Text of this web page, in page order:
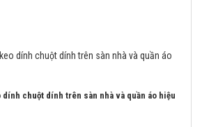
chuột dính trên sàn nhà và quần áo hiệu